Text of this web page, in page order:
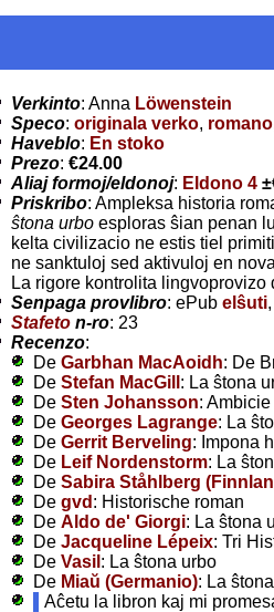
Verkinto: Anna Löwenstein
Speco: originala verko, romano
Haveblo: En stoko
Prezo: €24.00
Aliaj formoj/eldonoj: Eldono 4 ±
Priskribo: Ampleksa historia
ŝtona urboesploras ŝian penan
kelta civilizacio ne estis tiel
ne sanktuloj sed aktivuloj en
La rigore kontrolita
Senpaga provlibro: ePub elŝuti
Stafeton-ro: 23
Recenzo:
De Garbhan MacAoidh: De
De Stefan MacGill : La ŝtona
De Sten Johansson:
De Georges Lagrange: La
De Gerrit Berveling: Impona
De Leif Nordenstorm: La
De Sabira Ståhlberg
De gvd : Historische roman
De Aldo de' Giorgi: La ŝtona
De Jacqueline Lépeix: Tri
De Vasil : La ŝtona urbo
De Miaŭ (Germanio): La
Aĉetu la libron kaj mi